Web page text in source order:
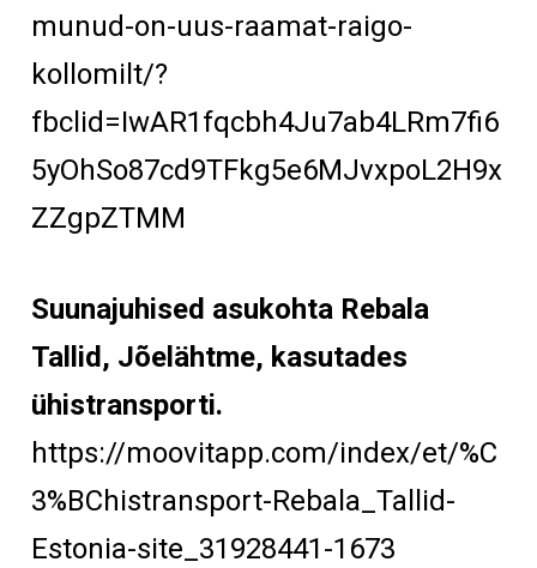
munud-on-uus-raamat-raigo-
kollomilt/?
fbclid=IwAR1fqcbh4Ju7ab4LRm7fi6
5yOhSo87cd9TFkg5e6MJvxpoL2H9x
ZZgpZTMM
Suunajuhised asukohta Rebala
Tallid, Jõelähtme, kasutades
ühistransporti.
https://moovitapp.com/index/et/%C
3%BChistransport-Rebala_Tallid-
Estonia-site_31928441-1673